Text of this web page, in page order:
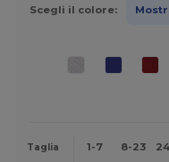
Scegli il colore:
Taglia 1-7 8-23